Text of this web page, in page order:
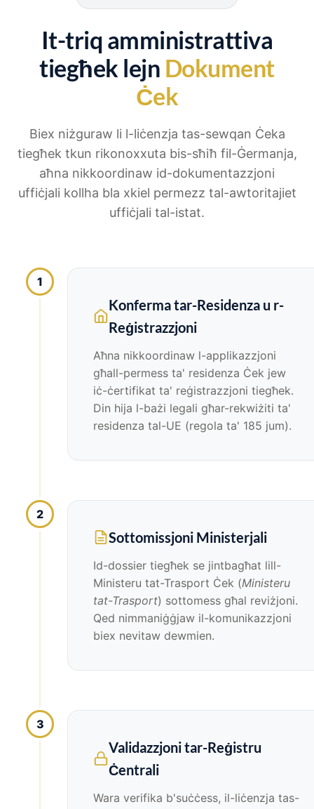
It-triq amministrattiva
tiegħek lejn Dokument
Ċek
Biex niżguraw li l-liċenzja tas-sewqan Ċeka
tiegħek tkun rikonoxxuta bis-sħiħ fil-Ġermanja,
aħna nikkoordinaw id-dokumentazzjoni
uffiċjali kollha bla xkiel permezz tal-awtoritajiet
uffiċjali tal-istat.
1
Konferma tar-Residenza u r-
Reġistrazzjoni
Aħna nikkoordinaw l-applikazzjoni
għall-permess ta' residenza Ċek jew
iċ-ċertifikat ta' reġistrazzjoni tiegħek.
Din hija l-bażi legali għar-rekwiżiti ta'
residenza tal-UE (regola ta' 185 jum).
2
Sottomissjoni Ministerjali
Id-dossier tiegħek se jintbagħat lill-
Ministeru tat-Trasport Ċek (Ministeru
tat-Trasport) sottomess għal reviżjoni.
Qed nimmaniġġjaw il-komunikazzjoni
biex nevitaw dewmien.
3
Validazzjoni tar-Reġistru
Ċentrali
Wara verifika b'suċċess, il-liċenzja tas-